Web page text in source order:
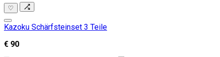
♡
Kazoku Schärfsteinset 3 Teile
€ 90